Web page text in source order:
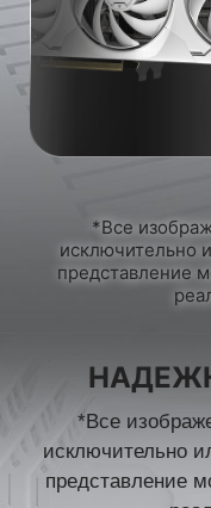
*Все
исключительно
представление
*Все
исключительно
представление